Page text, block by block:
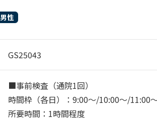
男性
GS25043
■事前検査（通院1回）
時間枠（各日）：9:00～/10:00～/11:00
所要時間：1時間程度